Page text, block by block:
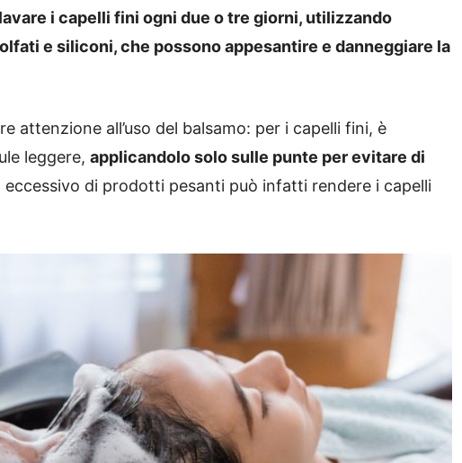
i capelli fini ogni due o tre giorni, utilizzando
e siliconi, che possono appesantire e danneggiare la
attenzione all’uso del balsamo: per i capelli fini, è
leggere, applicandolo solo sulle punte per evitare di
eccessivo di prodotti pesanti può infatti rendere i capelli